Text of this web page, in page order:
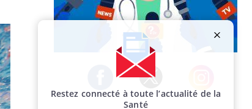
Facebook Twitter Instagram
Restez connecté à toute l’actualité de la
Santé